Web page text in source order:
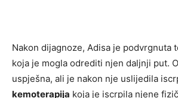
Nakon dijagnoze, Adisa je podvrgnuta
koja je mogla odrediti njen daljnji put.
uspješna, ali je nakon nje uslijedila
kemoterapija koja je iscrpila njene